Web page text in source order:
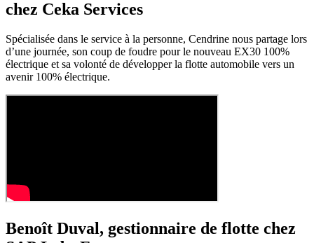
chez Ceka Services
Spécialisée dans le service à la personne, Cendrine nous partage lors
d’une journée, son coup de foudre pour le nouveau EX30 100%
électrique et sa volonté de développer la flotte automobile vers un
avenir 100% électrique.
Benoît Duval, gestionnaire de flotte chez